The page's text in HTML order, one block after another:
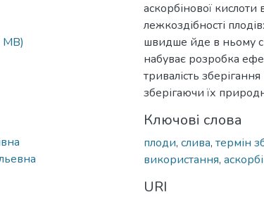
аскорбінової кислоти
лежкоздібності
швидше йде в ньому
набуває розробка
тривалість
зберігаючи їх
Ключові слова
плоди, слива, термін
використання,
URI